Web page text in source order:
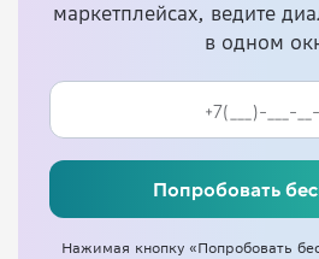
маркетплейсах, ведите
в одном
Попробовать
Нажимая кнопку «Попробовать